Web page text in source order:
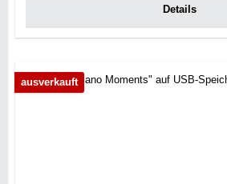
Details
ausverkauft